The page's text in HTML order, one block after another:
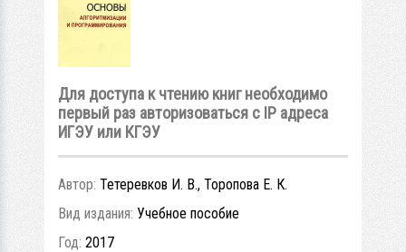
Для доступа к чтению книг необходимо
первый раз авторизоваться с IP адреса
ИГЭУ или КГЭУ
Автор: Тетеревков И. В., Торопова Е. К.
Вид издания: Учебное пособие
Год: 2017